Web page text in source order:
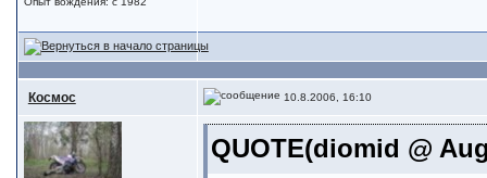
Космос 10.8.2006, 16:10
QUOTE(diomid @